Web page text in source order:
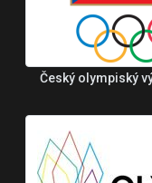
Český olympiský